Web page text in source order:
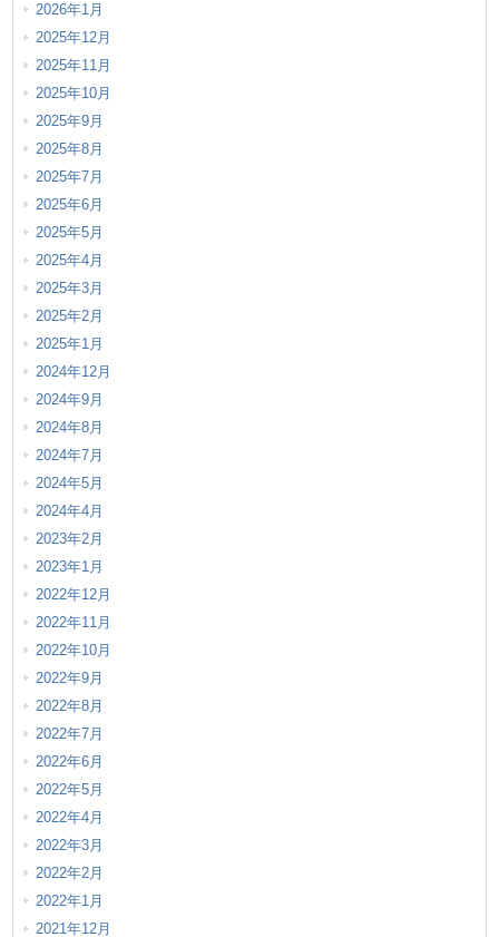
2026年1月
2025年12月
2025年11月
2025年10月
2025年9月
2025年8月
2025年7月
2025年6月
2025年5月
2025年4月
2025年3月
2025年2月
2025年1月
2024年12月
2024年9月
2024年8月
2024年7月
2024年5月
2024年4月
2023年2月
2023年1月
2022年12月
2022年11月
2022年10月
2022年9月
2022年8月
2022年7月
2022年6月
2022年5月
2022年4月
2022年3月
2022年2月
2022年1月
2021年12月